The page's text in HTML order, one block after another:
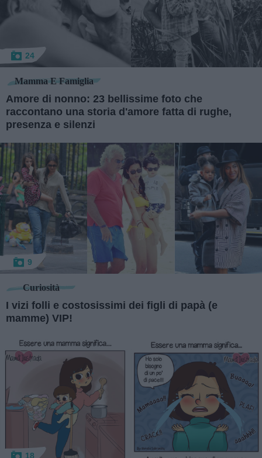
24
Mamma E Famiglia
Amore di nonno: 23 bellissime foto che
raccontano una storia d'amore fatta di rughe,
presenza e silenzi
9
Curiosità
I vizi folli e costosissimi dei figli di papà (e
mamme) VIP!
18